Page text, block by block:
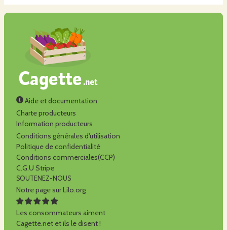
Aide et documentation
Charte producteurs
Information producteurs
Conditions générales d'utilisation
Politique de confidentialité
Conditions commerciales(CCP)
C.G.U Stripe
SOUTENEZ-NOUS
Notre page sur Lilo.org
Les consommateurs aiment
Cagette.net et ils le disent !